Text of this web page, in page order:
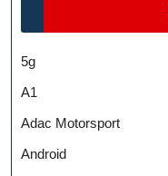
5g
A1
Adac Motorsport
Android